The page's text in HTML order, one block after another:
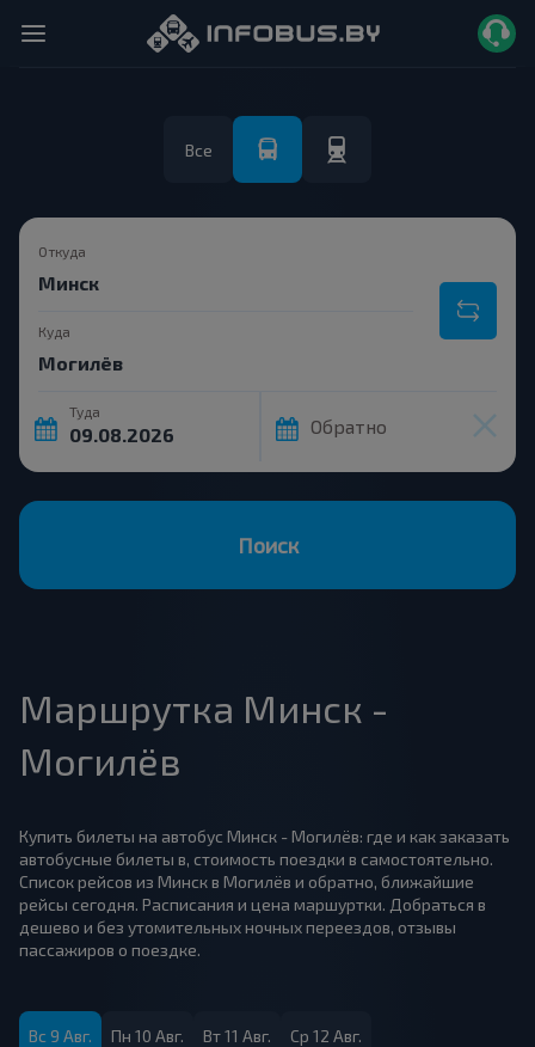
Все
Откуда
Куда
Туда
Обратно
Поиск
Маршрутка Минск -
Могилёв
Купить билеты на автобус Минск - Могилёв: где и как заказать
автобусные билеты в, стоимость поездки в самостоятельно.
Список рейсов из Минск в Могилёв и обратно, ближайшие
рейсы сегодня. Расписания и цена маршуртки. Добраться в
дешево и без утомительных ночных переездов, отзывы
пассажиров о поездке.
Вс 9 Авг. Пн 10 Авг. Вт 11 Авг. Ср 12 Авг.